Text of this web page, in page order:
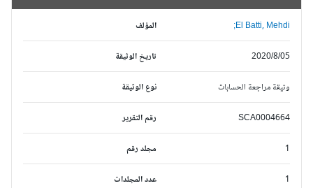
المؤلف El Batti, Mehdi;
تاريخ الوثيقة 2020/8/05
نوع الوثيقة وثيقة مراجعة الحسابات
رقم التقرير SCA0004664
مجلد رقم
عدد المجلدات